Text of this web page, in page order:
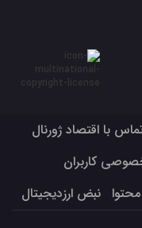
با اقتصاد ژورنال
کاربران
نبض ارزدیجیتال